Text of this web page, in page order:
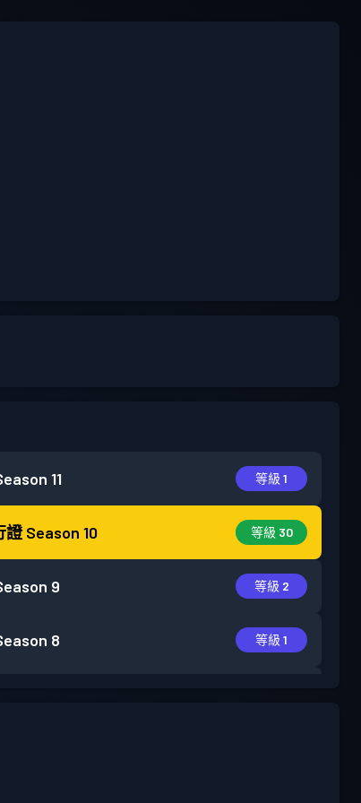
11 等級 1
證 Season 10 等級 30
9 等級 2
8 等級 1